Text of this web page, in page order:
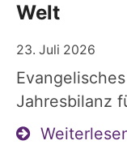
Welt
23. Juli 2026
Jahresbilanz